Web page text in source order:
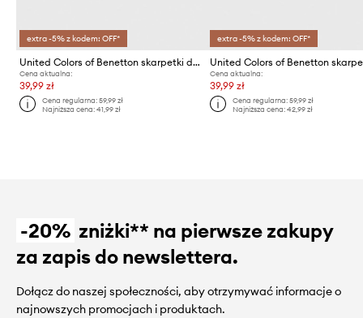
extra -5% z kodem: OFF*
United Colors of Benetton skarpetki dziecięce 4-pack
Cena aktualna:
39,99 zł
Cena regularna:59,99 zł
Najniższa cena:41,99 zł
extra -5% z kodem: OFF*
Cena aktualna:
39,99 zł
Cena regularna: 59,99 zł
Najniższa cena: 42,99 zł
-20% zniżki** na pierwsze zakupy
za zapis do newslettera.
Dołącz do naszej społeczności, aby otrzymywać informacje o
najnowszych promocjach i produktach.